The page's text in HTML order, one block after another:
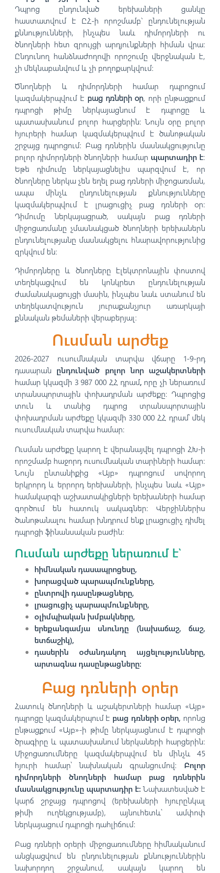
Դպրոց ընդունված երեխաների ցանկը
հաստատվում է ԸՀ-ի որոշմամբ` ընդունելության
քննությունների, ինչպես նաև դիմորդների ու
ծնողների հետ զրույցի արդյունքների հիման վրա:
Ընդունող հանձնաժողովի որոշումը վերջնական է,
չի մեկնաբանվում և չի բողոքարկվում:
Ծնողների և դիմորդների համար դպրոցում
կազմակերպվում է բաց դռների օր, որի ընթացքում
դպրոցի թիմը ներկայացնում է դպրոցը և
պատասխանում բոլոր հարցերին: Նույն օրը բոլոր
հյուրերի համար կազմակերպվում է ծանոթական
շրջայց դպրոցում: Բաց դռներին մասնակցությունը
բոլոր դիմորդների ծնողների համար պարտադիր է։
Եթե դիմումը ներկայացնելիս պարզվում է, որ
ծնողները ներկա չեն եղել բաց դռների միջոցառման,
ապա մինչև ընդունելության քննությունները
կազմակերպվում է լրացուցիչ բաց դռների օր։
Դիմումը ներկայացրած, սակայն բաց դռների
միջոցառմանը չմասնակցած ծնողների երեխաներն
ընդունելությանը մասնակցելու հնարավորությունից
զրկվում են։
Դիմորդները և ծնողները էլեկտրոնային փոստով
տեղեկացվում են կոնկրետ ընդունելության
ժամանակացույցի մասին, ինչպես նաև ստանում են
տեղեկատվություն յուրաքանչյուր առարկայի
քննական թեմաների վերաբերյալ։
Ուսման արժեք
2026-2027 ուսումնական տարվա վճարը 1-9-րդ
դասարան ընդունված բոլոր նոր աշակերտների
համար կկազմի 3 987 000 ՀՀ դրամ, որը չի ներառում
տրանսպորտային փոխադրման արժեքը։ Դպրոցից
տուն և տանից դպրոց տրանսպորտային
փոխադրման արժեքը կկազմի 330 000 ՀՀ դրամ՝ մեկ
ուսումնական տարվա համար։
Ուսման արժեքը կարող է վերանայվել դպրոցի ՀԽ-ի
որոշմամբ հաջորդ ուսումնական տարիների համար։
Նույն ընտանիքից «Այբ» դպրոցում սովորող
երկրորդ և երրորդ երեխաների, ինչպես նաև «Այբ»
համակարգի աշխատակիցների երեխաների համար
գործում են հատուկ սակագներ։ Վերջիններիս
ծանոթանալու համար խնդրում ենք լրացուցիչ դիմել
դպրոցի ֆինանսական բաժին։
Ուսման արժեքը ներառում է՝
հիմնական դասապրոցեսը,
խորացված պարապմունքները,
ընտրովի դասընթացները,
լրացուցիչ պարապմունքները,
օլիմպիական խմբակները,
երեքանգամյա սնունդը (նախաճաշ, ճաշ,
ետճաշիկ),
դասերին օժանդակող այցելությունները,
արտագնա դասընթացները:
Բաց դռների օրեր
Հատուկ ծնողների և աշակերտների համար «Այբ»
դպրոցը կազմակերպում է բաց դռների օրեր, որոնց
ընթացքում «Այբ»-ի թիմը ներկայացնում է դպրոցի
ծրագիրը և պատասխանում ներկաների հարցերին:
Միջոցառումները կազմակերպվում են մինչև 45
հյուրի համար՝ նախնական գրանցումով: Բոլոր
դիմորդների ծնողների համար բաց դռներին
մասնակցությունը պարտադիր է։ Նախատեսված է
կարճ շրջայց դպրոցով (երեխաների հյուրընկալ
թիմի ուղեկցությամբ), այնուհետև՝ ամփոփ
ներկայացում դպրոցի դահլիճում:
Բաց դռների օրերի միջոցառումները հիմնականում
անցկացվում են ընդունելության քննություններին
նախորդող շրջանում, սակայն կարող են